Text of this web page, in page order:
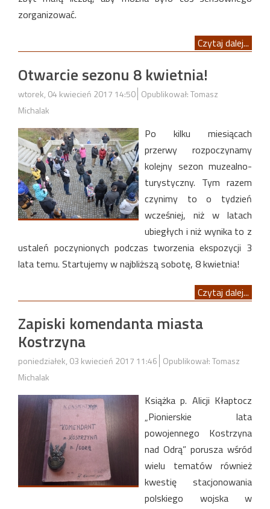
zorganizować.
Czytaj dalej...
Otwarcie sezonu 8 kwietnia!
wtorek, 04 kwiecień 2017 14:50 Opublikował: Tomasz
Michalak
Po kilku miesiącach
przerwy rozpoczynamy
kolejny sezon muzealno-
turystyczny. Tym razem
czynimy to o tydzień
wcześniej, niż w latach
ubiegłych i niż wynika to z
ustaleń poczynionych podczas tworzenia ekspozycji 3
lata temu. Startujemy w najbliższą sobotę, 8 kwietnia!
Czytaj dalej...
Zapiski komendanta miasta
Kostrzyna
poniedziałek, 03 kwiecień 2017 11:46 Opublikował: Tomasz
Michalak
Książka p. Alicji Kłaptocz
„Pionierskie lata
powojennego Kostrzyna
nad Odrą” porusza wśród
wielu tematów również
kwestię stacjonowania
polskiego wojska w